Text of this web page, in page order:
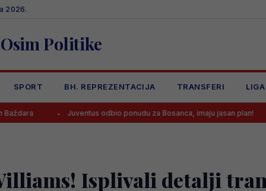
2026.
Osim Politike
SPORT BH. REPREZENTACIJA TRANSFERI
Juventus odbio ponudu za Bosanca, imaju jasan plan! Sreća
Isplivali detalji